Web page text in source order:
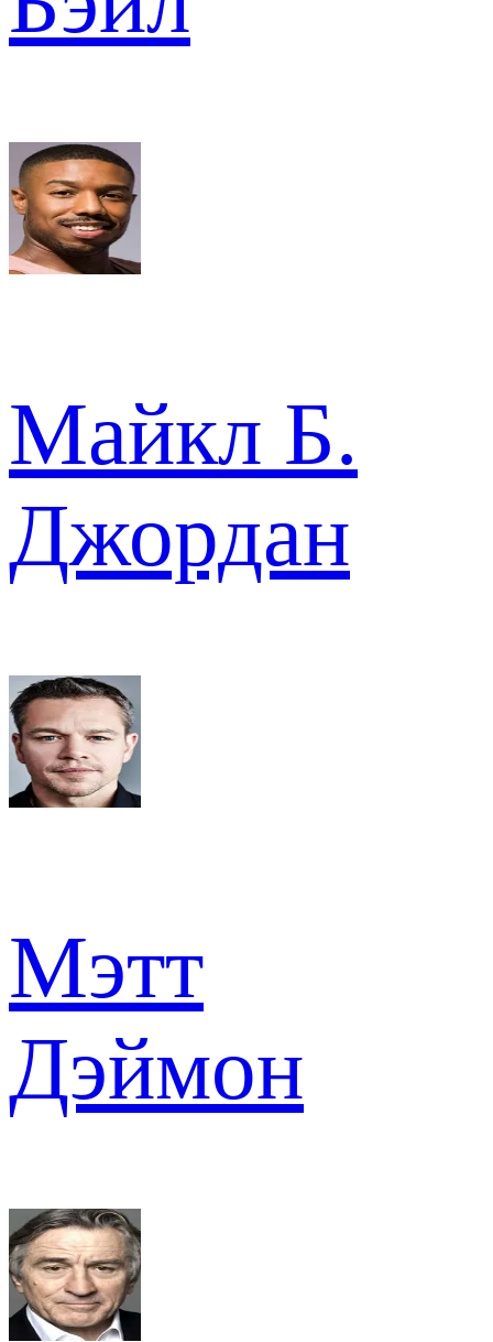
Майкл Б.
Джордан
Мэтт
Дэймон